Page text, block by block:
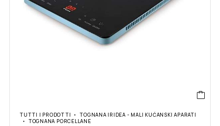
TUTTI I PRODOTTI
TOGNANA IRIDEA - MALI KUĆANSKI APARATI
TOGNANA PORCELLANE